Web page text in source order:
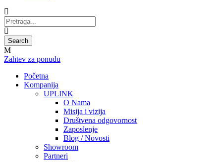
Zahtev za ponudu
Početna
Kompanija
UPLINK
O Nama
Misija i vizija
Društvena odgovornost
Zaposlenje
Blog / Novosti
Showroom
Partneri